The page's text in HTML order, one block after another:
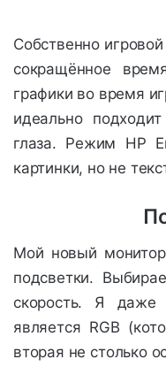
Собственно
сокращённое
графики во время
идеально
глаза. Режим HP
картинки, но не
Мой новый
подсветки.
скорость. Я
является RGB
вторая не столько